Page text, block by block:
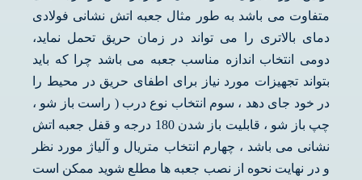
متفاوت می باشد به طور مثال جعبه اتش نشانی فولادی
دمای بالاتری را می تواند در زمان حریق تحمل نماید،
دومی انتخاب اندازه مناسب جعبه می باشد چرا که باید
بتواند تجهیزات مورد نیاز برای اطفای حریق در محیط را
در خود جای دهد ، سوم انتخاب نوع درب ( راست باز شو ،
چپ باز شو ، قابلیت باز شدن 180 درجه و قفل جعبه اتش
نشانی می باشد ، چهارم انتخاب متریال و آلیاژ مورد نظر
و در نهایت نحوه از نصب جعبه ها مطلع شوید ممکن است